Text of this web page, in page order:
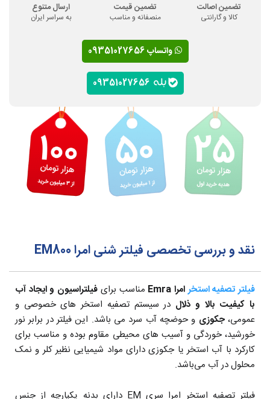
تضمین اصالت
کالا و گارانتی
تضمین قیمت
منصفانه و مناسب
ارسال متنوع
به سراسر ایران
واتساپ 09351027656
نقد و بررسی تخصصی فیلتر شنی امرا EM800
فیلتر تصفیه استخرامرا Emra مناسب برای فیلتراسیون و ایجاد آب
با کیفیت بالا و ذلال در سیستم تصفیه استخر های خصوصی و
عمومی،جکوزی و حوضچه آب سرد می باشد. این فیلتر در برابر نور
خورشید، خوردگی و آسیب های محیطی مقاوم بوده و مناسب برای
کارکرد با آب استخر یا جکوزی دارای مواد شیمیایی نظیر کلر و نمک
محلول در آب می‌باشد.
فیلتر تصفیه استخر امرا سری EM دارای بدنه یکپارچه از جنس